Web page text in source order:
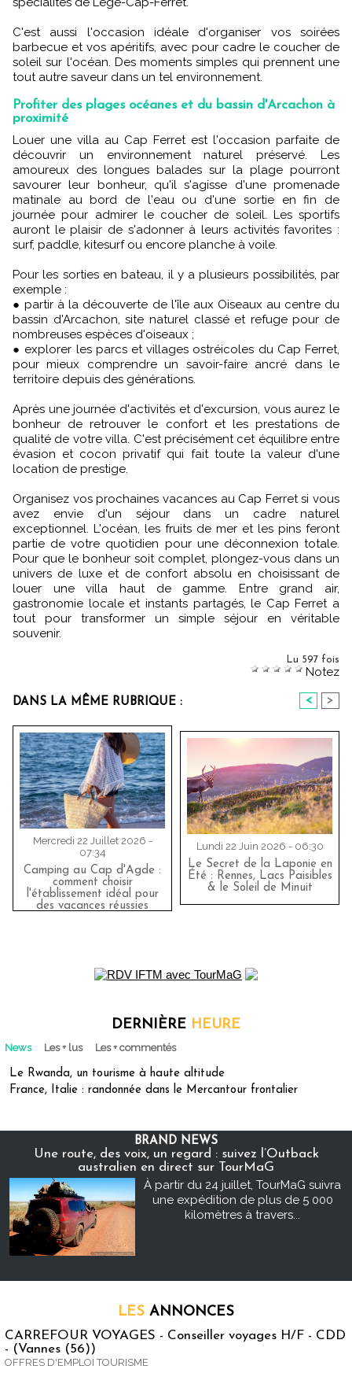
C'est aussi l'occasion idéale d'organiser vos soirées
barbecue et vos apéritifs, avec pour cadre le coucher de
soleil sur l'océan. Des moments simples qui prennent une
tout autre saveur dans un tel environnement.
Profiter des plages océanes et du bassin d'Arcachon à
proximité
Louer une villa au Cap Ferret est l'occasion parfaite de
découvrir un environnement naturel préservé. Les
amoureux des longues balades sur la plage pourront
savourer leur bonheur, qu'il s'agisse d'une promenade
matinale au bord de l'eau ou d'une sortie en fin de
journée pour admirer le coucher de soleil. Les sportifs
auront le plaisir de s'adonner à leurs activités favorites :
surf, paddle, kitesurf ou encore planche à voile.
Pour les sorties en bateau, il y a plusieurs possibilités, par
exemple :
● partir à la découverte de l'île aux Oiseaux au centre du
bassin d'Arcachon, site naturel classé et refuge pour de
nombreuses espèces d'oiseaux ;
● explorer les parcs et villages ostréicoles du Cap Ferret,
pour mieux comprendre un savoir-faire ancré dans le
territoire depuis des générations.
Après une journée d'activités et d'excursion, vous aurez le
bonheur de retrouver le confort et les prestations de
qualité de votre villa. C'est précisément cet équilibre entre
évasion et cocon privatif qui fait toute la valeur d'une
location de prestige.
Organisez vos prochaines vacances au Cap Ferret si vous
avez envie d'un séjour dans un cadre naturel
exceptionnel. L'océan, les fruits de mer et les pins feront
partie de votre quotidien pour une déconnexion totale.
Pour que le bonheur soit complet, plongez-vous dans un
univers de luxe et de confort absolu en choisissant de
louer une villa haut de gamme. Entre grand air,
gastronomie locale et instants partagés, le Cap Ferret a
tout pour transformer un simple séjour en véritable
souvenir.
Lu 597 fois
Notez
DANS LA MÊME RUBRIQUE : < >
Mercredi 22 Juillet 2026 -
07:34
Camping au Cap d'Agde :
comment choisir
l'établissement idéal pour
des vacances réussies
Lundi 22 Juin 2026 - 06:30
Le Secret de la Laponie en
Été : Rennes, Lacs Paisibles
& le Soleil de Minuit
DERNIÈRE HEURE
News Les + lus Les + commentés
Le Rwanda, un tourisme à haute altitude
France, Italie : randonnée dans le Mercantour frontalier
BRAND NEWS
Une route, des voix, un regard : suivez l’Outback
australien en direct sur TourMaG
À partir du 24 juillet, TourMaG suivra
une expédition de plus de 5 000
kilomètres à travers...
LES ANNONCES
CARREFOUR VOYAGES - Conseiller voyages H/F - CDD
- (Vannes (56))
OFFRES D'EMPLOI TOURISME